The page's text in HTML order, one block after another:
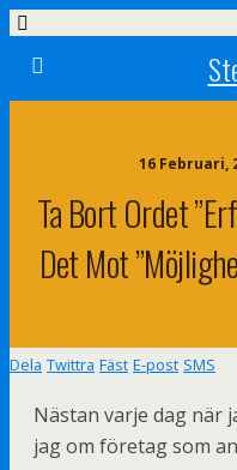
16 Februari,
Ta Bort Ordet
Det Mot
Dela Twittra Fäst E-post SMS
Nästan varje dag när
jag om företag som